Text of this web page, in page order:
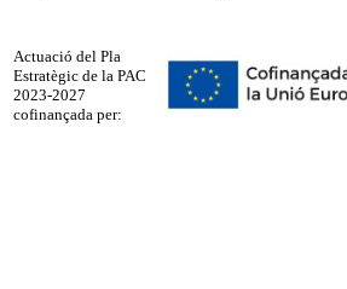
Actuació del Pla
Estratègic de la PAC
2023-2027
cofinançada per: